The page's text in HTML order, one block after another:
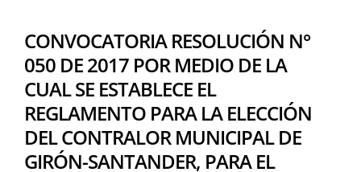
CONVOCATORIA RESOLUCIÓN N°
050 DE 2017 POR MEDIO DE LA
CUAL SE ESTABLECE EL
REGLAMENTO PARA LA ELECCIÓN
DEL CONTRALOR MUNICIPAL DE
GIRÓN-SANTANDER, PARA EL